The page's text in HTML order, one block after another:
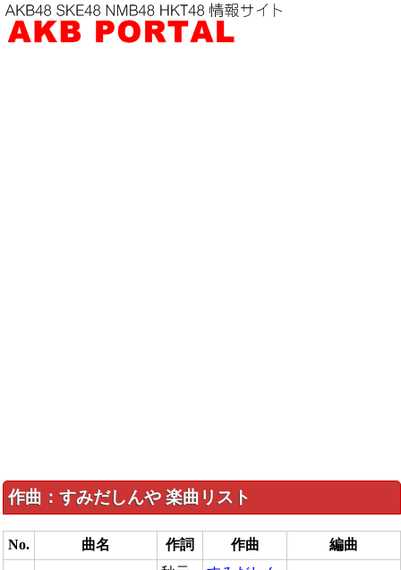
作曲：すみだしんや 楽曲リスト
No. 曲名 作詞 作曲 編曲